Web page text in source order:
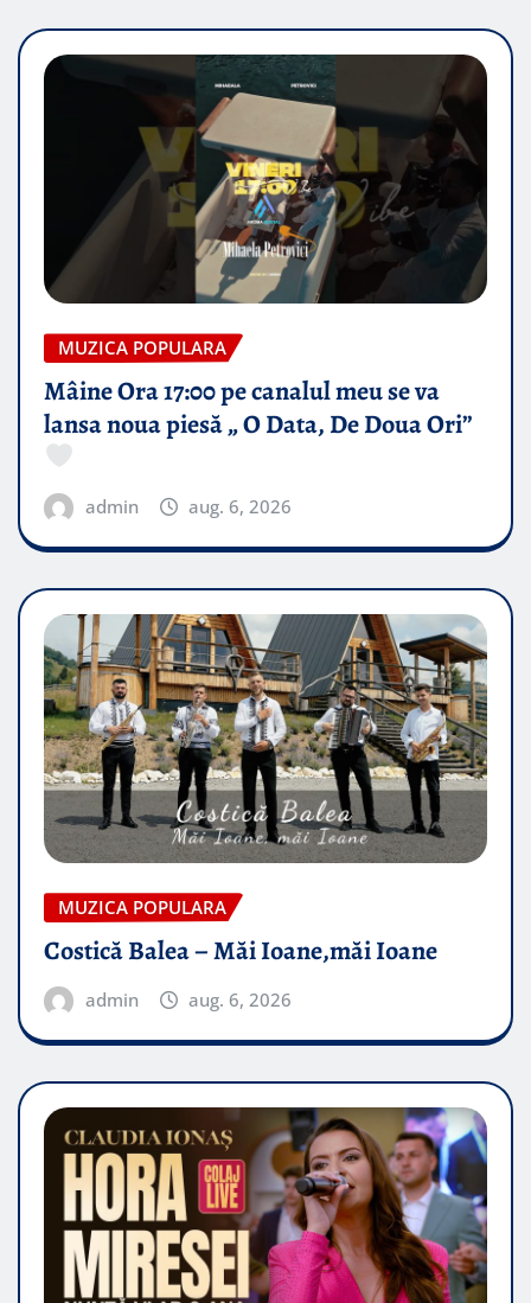
MUZICA POPULARA
Mâine Ora 17:00 pe canalul meu se va
lansa noua piesă „ O Data, De Doua Ori”
admin aug. 6, 2026
MUZICA POPULARA
Costică Balea – Măi Ioane,măi Ioane
admin aug. 6, 2026